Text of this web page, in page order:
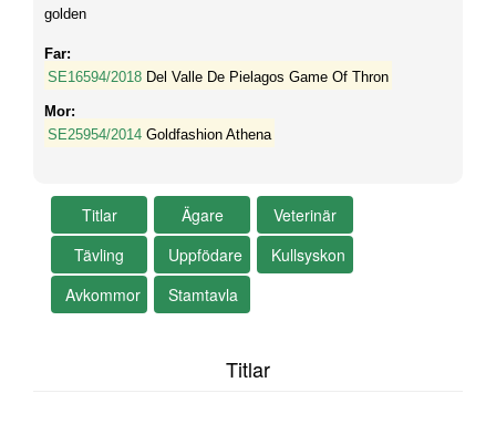
golden
Far:
SE16594/2018 Del Valle De Pielagos Game Of Thron
Mor:
SE25954/2014 Goldfashion Athena
Titlar